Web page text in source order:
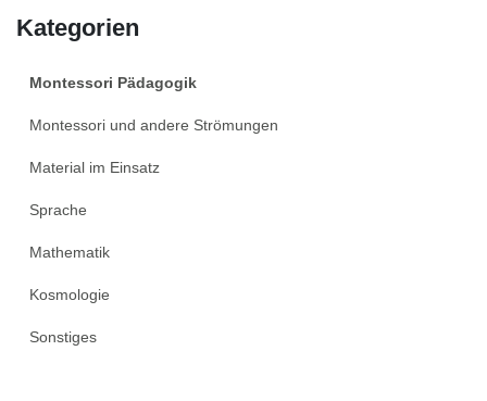
Kategorien
Montessori Pädagogik
Montessori und andere Strömungen
Material im Einsatz
Sprache
Mathematik
Kosmologie
Sonstiges